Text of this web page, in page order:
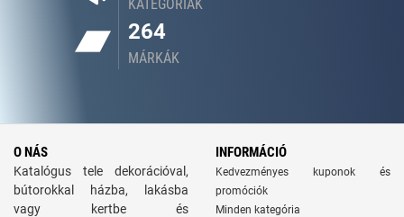
KATEGÓRIÁK
264
MÁRKÁK
O NÁS
Katalógus tele dekorációval,
bútorokkal házba, lakásba
vagy kertbe és
INFORMÁCIÓ
Kedvezményes kuponok és
promóciók
Minden kategória